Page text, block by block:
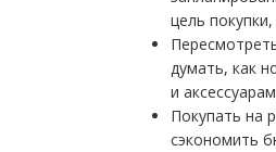
цель
думать, как
и
Покупать на
сэкономить